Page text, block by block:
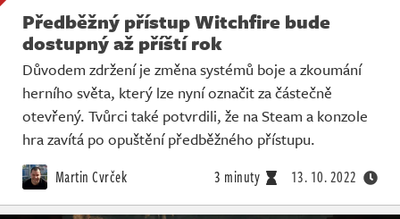
Předběžný přístup Witchfire bude
dostupný až příští rok
Důvodem zdržení je změna systémů boje a zkoumání
herního světa, který lze nyní označit za částečně
otevřený. Tvůrci také potvrdili, že na Steam a konzole
hra zavítá po opuštění předběžného přístupu.
Martin Cvrček 3 minuty 13. 10. 2022